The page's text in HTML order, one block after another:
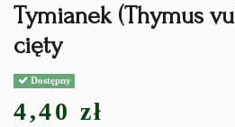
Tymianek (Thymus
cięty
Dostępny
4,40 zł